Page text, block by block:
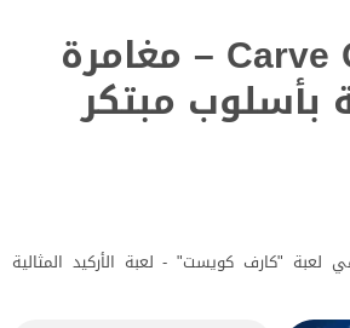
لعبة Carve Quest – مغامرة
بأسلوب مبتكر
لعبة "كارف كويست" - لعبة الأركيد المثالية